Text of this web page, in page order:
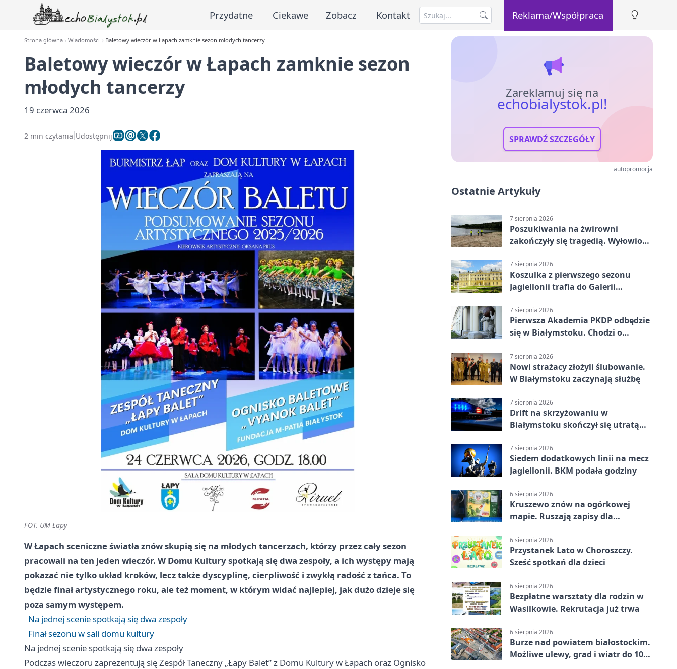
Przydatne Ciekawe Zobacz Kontakt Reklama/Współpraca
Strona główna Wiadomości Baletowy wieczór w Łapach zamknie sezon młodych tancerzy
Baletowy wieczór w Łapach zamknie sezon
młodych tancerzy
19 czerwca 2026
2 min czytania Udostępnij
FOT. UM Łapy
W Łapach sceniczne światła znów skupią się na młodych tancerzach, którzy przez cały sezon
pracowali na ten jeden wieczór. W Domu Kultury spotkają się dwa zespoły, a ich występy mają
pokazać nie tylko układ kroków, lecz także dyscyplinę, cierpliwość i zwykłą radość z tańca. To
będzie finał artystycznego roku, ale też moment, w którym widać najlepiej, jak dużo dzieje się
poza samym występem.
Na jednej scenie spotkają się dwa zespoły
Finał sezonu w sali domu kultury
Na jednej scenie spotkają się dwa zespoły
Podczas wieczoru zaprezentują się Zespół Taneczny „Łapy Balet” z Domu Kultury w Łapach oraz Ognisko
Zareklamuj się na
echobialystok.pl!
SPRAWDŹ SZCZEGÓŁY
autopromocja
Ostatnie Artykuły
7 sierpnia 2026
Poszukiwania na żwirowni
zakończyły się tragedią. Wyłowiono
7 sierpnia 2026
Koszulka z pierwszego sezonu
Jagiellonii trafia do Galerii
7 sierpnia 2026
Pierwsza Akademia PKDP odbędzie
się w Białymstoku. Chodzi o
7 sierpnia 2026
Nowi strażacy złożyli ślubowanie.
W Białymstoku zaczynają służbę
7 sierpnia 2026
Drift na skrzyżowaniu w
Białymstoku skończył się utratą
7 sierpnia 2026
Siedem dodatkowych linii na mecz
Jagiellonii. BKM podała godziny
6 sierpnia 2026
Kruszewo znów na ogórkowej
mapie. Ruszają zapisy dla
6 sierpnia 2026
Przystanek Lato w Choroszczy.
Sześć spotkań dla dzieci
6 sierpnia 2026
Bezpłatne warsztaty dla rodzin w
Wasilkowie. Rekrutacja już trwa
6 sierpnia 2026
Burze nad powiatem białostockim.
Możliwe ulewy, grad i wiatr do 100